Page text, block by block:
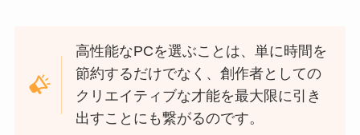
高性能なPCを選ぶことは、単に時間を
節約するだけでなく、創作者としての
クリエイティブな才能を最大限に引き
出すことにも繋がるのです。